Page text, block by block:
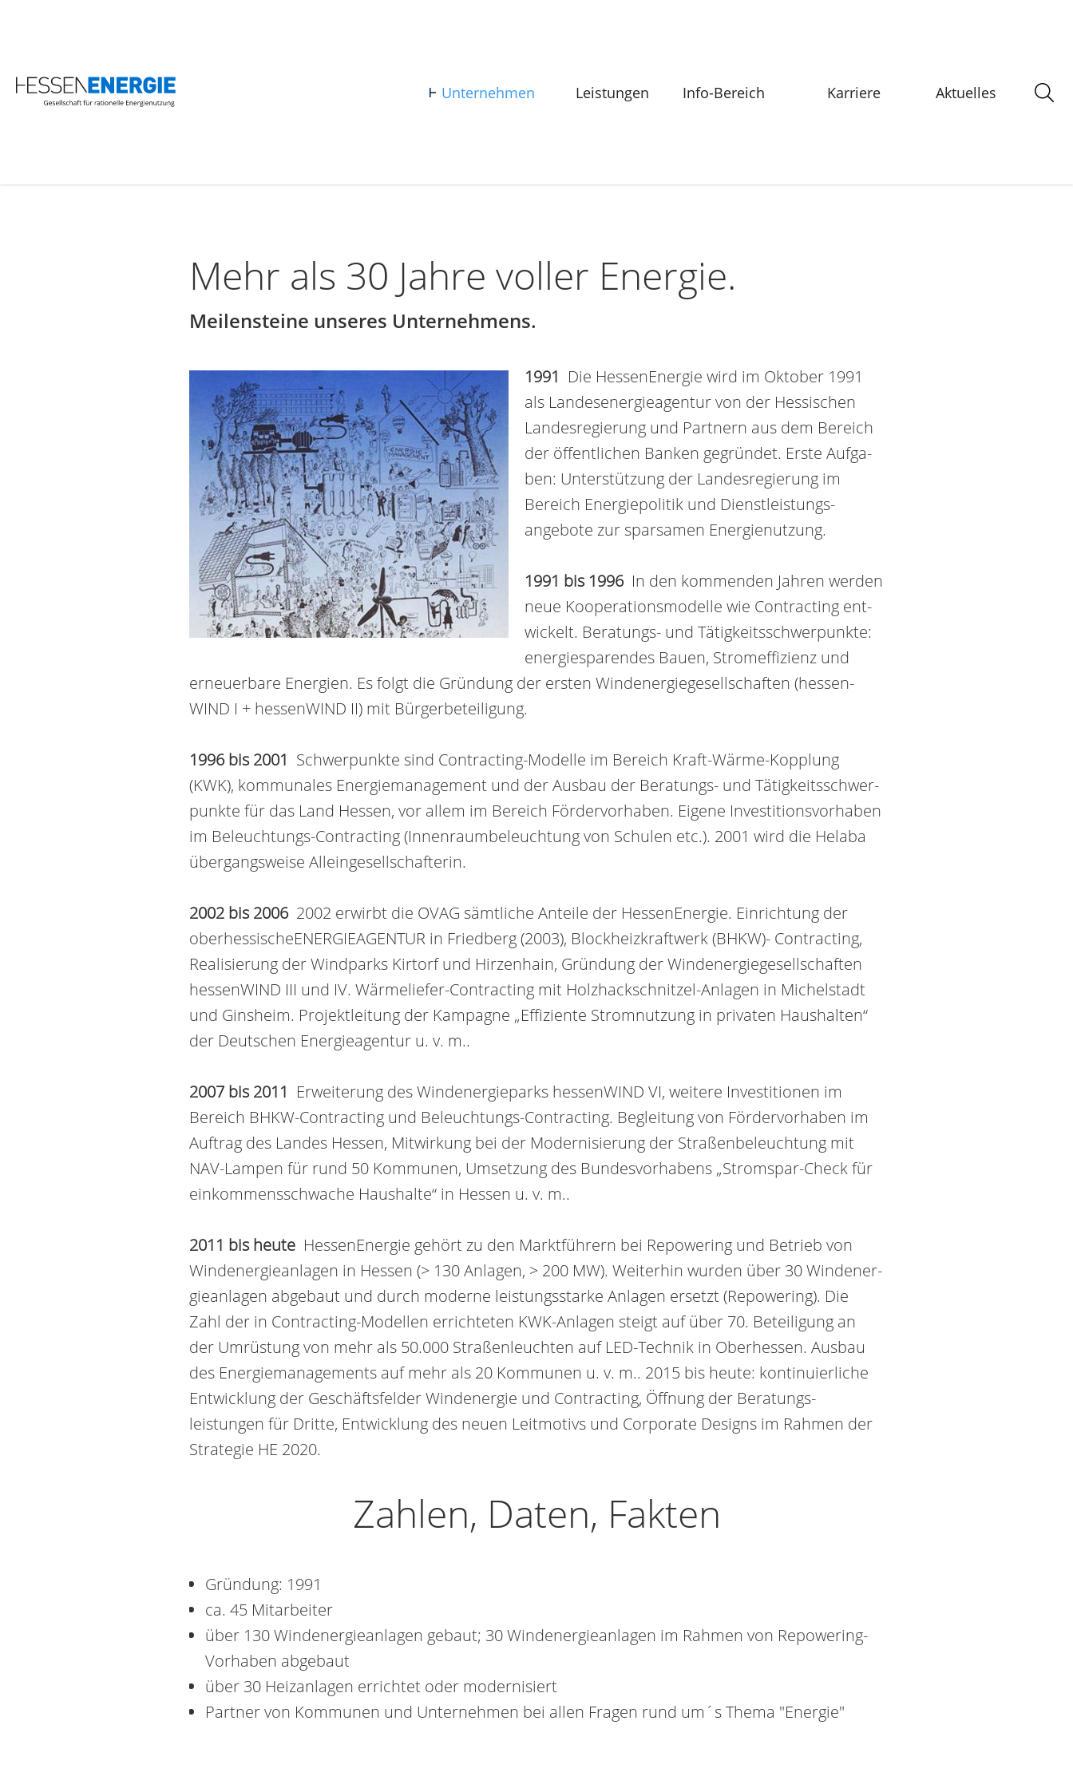
Unternehmen Leistungen Info-Bereich Karriere Aktuelles
Mehr als 30 Jahre voller Energie.
Meilensteine unseres Unternehmens.
1991 Die HessenEnergie wird im Oktober 1991
als Landes­­ener­gie­agen­tur von der Hessi­schen
Lan­des­re­gie­rung und Part­nern aus dem Be­reich
der öffent­lichen Banken gegründet. Erste Auf­ga­
ben: Unterstützung der Landesregierung im
Bereich Energiepolitik und Dienst­leistungs­
angebote zur sparsamen Energie­nutzung.
1991 bis 1996 In den kommenden Jahren werden
neue Kooperations­modelle wie Contracting ent­
wickelt. Beratungs- und Tätigkeitsschwerpunkte:
energiesparendes Bauen, Strom­effizienz und
erneuerbare Energien. Es folgt die Gründung der ersten Wind­energie­gesell­schaften (hessen­
WIND I + hessen­WIND II) mit Bürger­beteili­gung.
1996 bis 2001 Schwerpunkte sind Contrac­ting-Modelle im Bereich Kraft-Wärme-Kopplung
(KWK), kommunales Energie­management und der Ausbau der Beratungs- und Tätigkeits­schwer­
punkte für das Land Hessen, vor allem im Bereich Förder­vorhaben. Eigene In­vestitions­vorhaben
im Beleuchtungs-Contracting (Innen­raum­beleuchtung von Schulen etc.). 2001 wird die Helaba
über­gangs­wei­se Allein­gesells­chafterin.
2002 bis 20062002 erwirbt die OVAG sämtliche Anteile der HessenEnergie. Einrichtung der
oberhessische­ENERGIEAGENTUR in Friedberg (2003), Blockheizkraftwerk (BHKW)- Contracting,
Realisierung der Windparks Kirtorf und Hirzenhain, Gründung der Wind­energie­gesell­schaften
hessen­WIND III und IV. Wärmeliefer-Contracting mit Holz­hack­schnitzel-Anlagen in Michelstadt
und Ginsheim. Projekt­leitung der Kampagne „Effiziente Strom­nutzung in privaten Haushalten“
der Deutschen Energie­agentur u. v. m..
2007 bis 2011 Erweiterung des Wind­energie­parks hessenWIND VI, weitere Investi­tionen im
Bereich BHKW-Con­tracting und Beleuchtungs-Con­tracting. Begleitung von Förder­vorhaben im
Auftrag des Landes Hessen, Mit­wirkung bei der Moderni­sierung der Straßen­beleuchtung mit
NAV-Lampen für rund 50 Kommunen, Um­setzung des Bundes­vorhabens „Strom­spar-Check für
ein­kommens­schwache Haushalte“ in Hessen u. v. m..
2011 bis heute HessenEnergie gehört zu den Marktführern bei Repowe­ring und Betrieb von
Wind­­ener­­gie­­an­­la­gen in Hessen (> 130 Anlagen, > 200 MW). Weiterhin wurden über 30 Wind­ener­
gie­anlagen abge­baut und durch moderne leistungs­starke Anlagen ersetzt (Repowering). Die
Zahl der in Contracting-Modellen errichteten KWK-Anlagen steigt auf über 70. Beteiligung an
der Umrüstung von mehr als 50.000 Straßenleuchten auf LED-Technik in Oberhessen. Ausbau
des Energie­managements auf mehr als 20 Kommunen u. v. m.. 2015 bis heute: kontinuierliche
Entwicklung der Geschäftsfelder Windenergie und Contracting, Öffnung der Beratungs­
leistungen für Dritte, Ent­wick­lung des neuen Leit­motivs und Corporate Designs im Rahmen der
Strategie HE 2020.
Zahlen, Daten, Fakten
Gründung: 1991
ca. 45 Mitarbeiter
über 130 Windenergieanlagen gebaut; 30 Wind­ener­gie­anlagen im Rahmen von Repowering-
Vorhaben abgebaut
über 30 Heizanlagen errichtet oder modernisiert
Partner von Kommunen und Unternehmen bei allen Fragen rund um´s Thema "Energie"